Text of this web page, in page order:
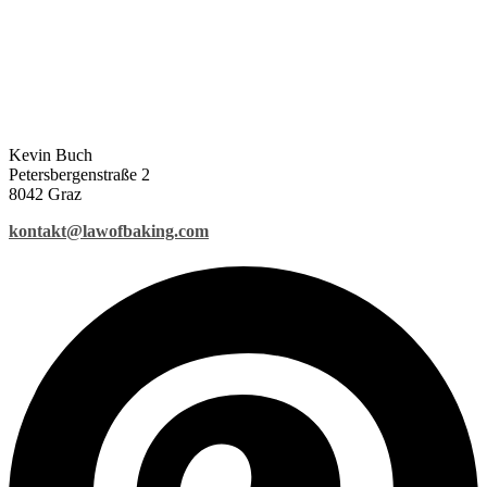
Kevin Buch
Petersbergenstraße 2
8042 Graz
kontakt@lawofbaking.com